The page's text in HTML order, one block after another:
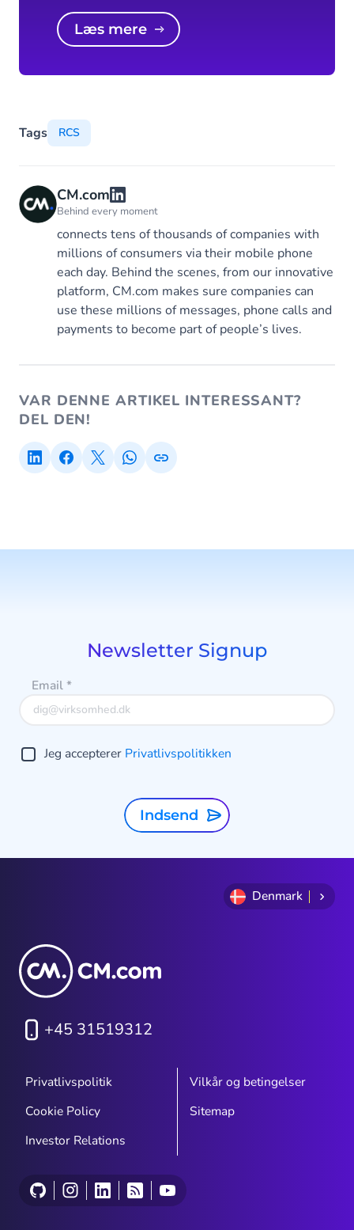
Læs mere
Tags RCS
CM.com
Behind every moment
connects tens of thousands of companies with
millions of consumers via their mobile phone
each day. Behind the scenes, from our innovative
platform, CM.com makes sure companies can
use these millions of messages, phone calls and
payments to become part of people’s lives.
VAR DENNE ARTIKEL INTERESSANT?
DEL DEN!
Newsletter Signup
Email*
Jeg accepterer Privatlivspolitikken
Indsend
Denmark
+45 31519312
Privatlivspolitik
Vilkår og betingelser
Cookie Policy
Sitemap
Investor Relations